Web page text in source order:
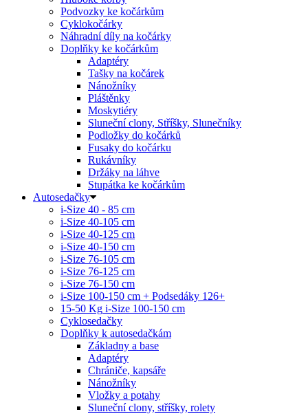
Podvozky ke kočárkům
Cyklokočárky
Náhradní díly na kočárky
Doplňky ke kočárkům
Adaptéry
Tašky na kočárek
Nánožníky
Pláštěnky
Moskytiéry
Sluneční clony, Stříšky, Slunečníky
Podložky do kočárků
Fusaky do kočárku
Rukávníky
Držáky na láhve
Stupátka ke kočárkům
Autosedačky
i-Size 40 - 85 cm
i-Size 40-105 cm
i-Size 40-125 cm
i-Size 40-150 cm
i-Size 76-105 cm
i-Size 76-125 cm
i-Size 76-150 cm
i-Size 100-150 cm + Podsedáky 126+
15-50 Kg i-Size 100-150 cm
Cyklosedačky
Doplňky k autosedačkám
Základny a base
Adaptéry
Chrániče, kapsáře
Nánožníky
Vložky a potahy
Sluneční clony, stříšky, rolety